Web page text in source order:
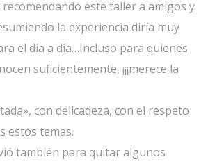
este taller a amigos y
la experiencia diría muy
el día a día…Incluso para quienes
suficientemente, ¡¡¡merece la
con delicadeza, con el respeto
estos temas.
también para quitar algunos